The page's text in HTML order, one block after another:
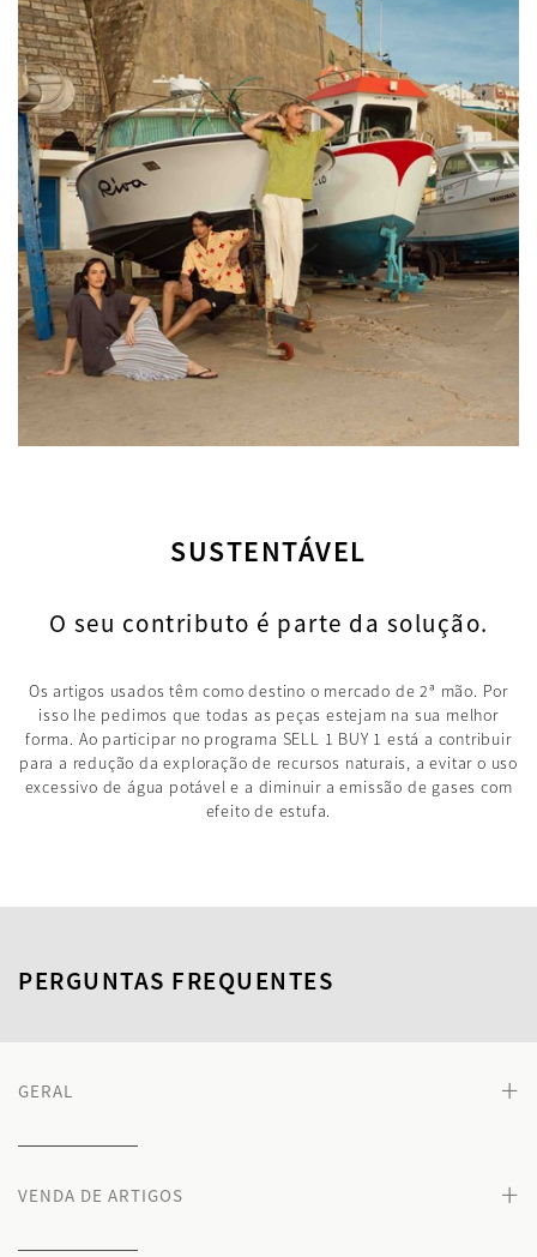
SUSTENTÁVEL
O seu contributo é parte da solução.
Os artigos usados têm como destino o mercado de 2ª mão. Por
isso lhe pedimos que todas as peças estejam na sua melhor
forma. Ao participar no programa SELL 1 BUY 1 está a contribuir
para a redução da exploração de recursos naturais, a evitar o uso
excessivo de água potável e a diminuir a emissão de gases com
efeito de estufa.
PERGUNTAS FREQUENTES
GERAL +
VENDA DE ARTIGOS +